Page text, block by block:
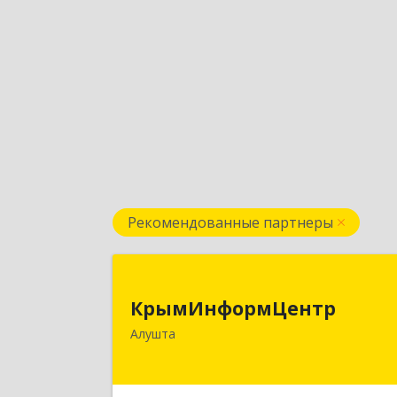
Рекомендованные партнеры
КрымИнформЦентр
Алушта
298500, Крым Респ, Алушта г,